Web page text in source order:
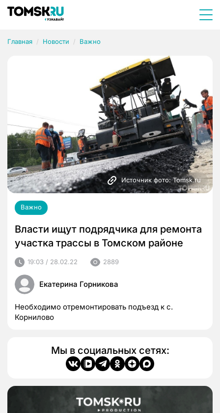
Главная Новости Важно
Источник фото: Tomsk.ru
Важно
Власти ищут подрядчика для ремонта
участка трассы в Томском районе
19:03 / 28.02.22 2889
Екатерина Горникова
Необходимо отремонтировать подъезд к с.
Корнилово
Мы в социальных сетях: